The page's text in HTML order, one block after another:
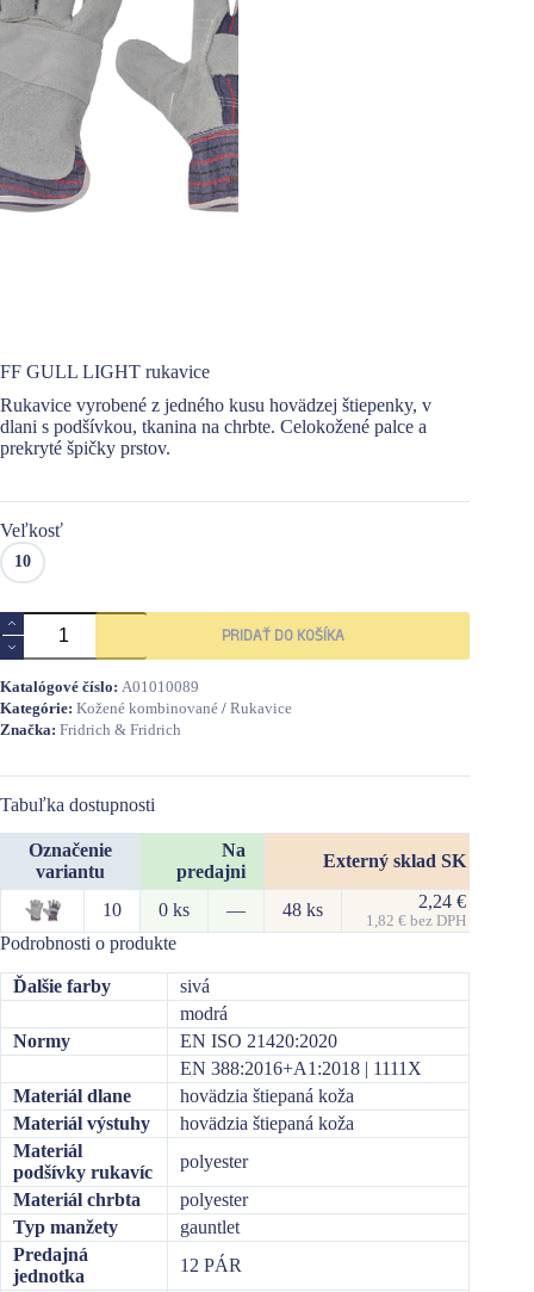
FF GULL LIGHT rukavice
Rukavice vyrobené z jedného kusu hovädzej štiepenky, v
dlani s podšívkou, tkanina na chrbte. Celokožené palce a
prekryté špičky prstov.
Veľkosť
10
množstvo
FF
GULL
LIGHT
rukavice
PRIDAŤ DO KOŠÍKA
Katalógové číslo: A01010089
Kategórie: Kožené kombinované / Rukavice
Značka: Fridrich & Fridrich
Tabuľka dostupnosti
Označenie
variantu
Na
predajni
Externý sklad SK
10 0 ks — 48 ks 2,24 €
1,82 € bez DPH
Podrobnosti o produkte
Ďalšie farby
sivá
modrá
Normy
EN ISO 21420:2020
EN 388:2016+A1:2018 | 1111X
Materiál dlane
hovädzia štiepaná koža
Materiál výstuhy
hovädzia štiepaná koža
Materiál
podšívky rukavíc
polyester
Materiál chrbta
polyester
Typ manžety
gauntlet
Predajná
jednotka
12 PÁR